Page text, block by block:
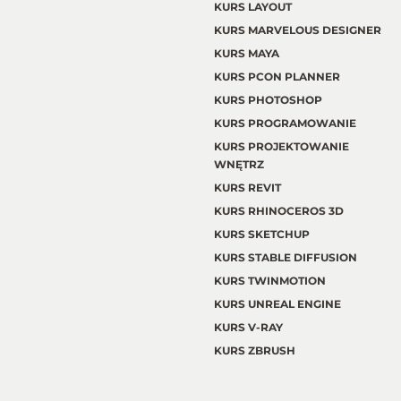
KURS LAYOUT
KURS MARVELOUS DESIGNER
KURS MAYA
KURS PCON PLANNER
KURS PHOTOSHOP
KURS PROGRAMOWANIE
KURS PROJEKTOWANIE
WNĘTRZ
KURS REVIT
KURS RHINOCEROS 3D
KURS SKETCHUP
KURS STABLE DIFFUSION
KURS TWINMOTION
KURS UNREAL ENGINE
KURS V-RAY
KURS ZBRUSH